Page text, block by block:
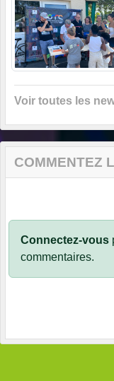
Voir toutes les
COMMENTEZ
Connectez-vous
commentaires.